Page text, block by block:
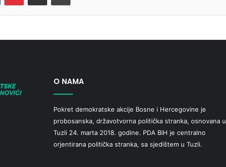
O NAMA
Pokret demokratske akcije Bosne i Hercegovine je
probosanska, državotvorna politička stranka, osnovana u
Tuzli 24. marta 2018. godine. PDA BiH je centralno
orjentirana politička stranka, sa sjedištem u Tuzli.